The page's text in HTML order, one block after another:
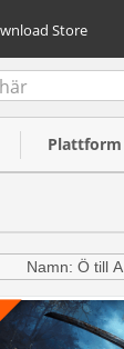
Store
Plattform
Namn: Ö till A